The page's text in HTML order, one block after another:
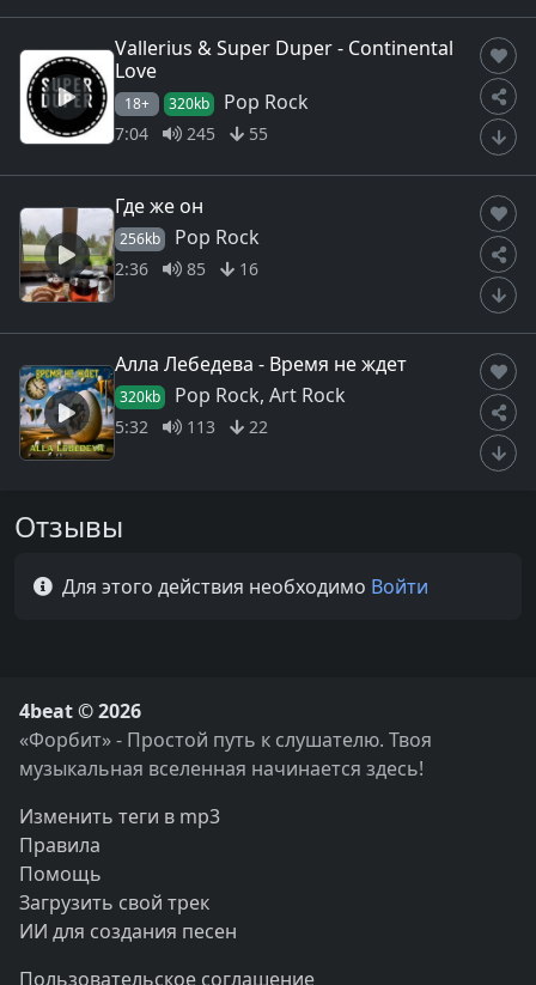
Vallerius & Super Duper - Continental
Love
18+ 320kb Pop Rock
7:04 245 55
Где же он
256kb Pop Rock
2:36 85 16
Алла Лебедева - Время не ждет
320kb Pop Rock, Art Rock
5:32 113 22
Отзывы
Для этого действия необходимо Войти
4beat © 2026
«Форбит» - Простой путь к слушателю. Твоя
музыкальная вселенная начинается здесь!
Изменить теги в mp3
Правила
Помощь
Загрузить свой трек
ИИ для создания песен
Пользовательское соглашение